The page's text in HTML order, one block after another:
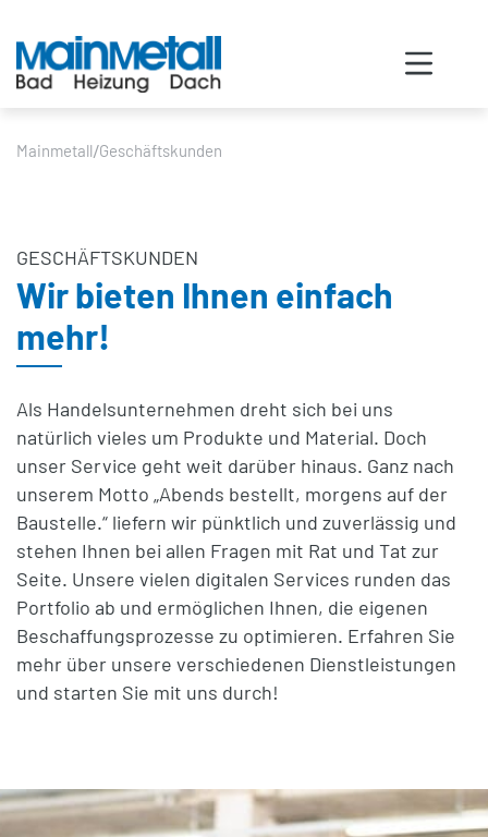
Mainmetall/Geschäftskunden
GESCHÄFTSKUNDEN
Wir bieten Ihnen einfach
mehr!
Als Handelsunternehmen dreht sich bei uns
natürlich vieles um Produkte und Material. Doch
unser Service geht weit darüber hinaus. Ganz nach
unserem Motto „Abends bestellt, morgens auf der
Baustelle.“ liefern wir pünktlich und zuverlässig und
stehen Ihnen bei allen Fragen mit Rat und Tat zur
Seite. Unsere vielen digitalen Services runden das
Portfolio ab und ermöglichen Ihnen, die eigenen
Beschaffungsprozesse zu optimieren. Erfahren Sie
mehr über unsere verschiedenen Dienstleistungen
und starten Sie mit uns durch!